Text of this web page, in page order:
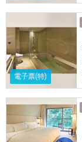
電子票(特)